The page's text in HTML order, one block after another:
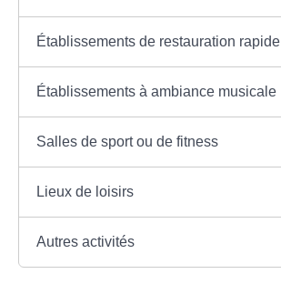
Établissements de restauration rapide
Établissements à ambiance musicale
Salles de sport ou de fitness
Lieux de loisirs
Autres activités